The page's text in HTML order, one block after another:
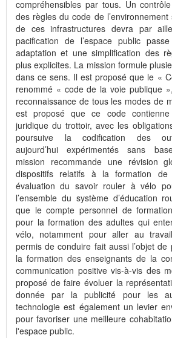
compréhensibles par tous. Un
des règles du code de
de ces infrastructures devra par
pacification de l’espace public
adaptation et une simplification des
plus explicites. La mission formule
dans ce sens. Il est proposé que le «
renommé « code de la voie publique
reconnaissance de tous les modes de
est proposé que ce code
juridique du trottoir, avec les
poursuive la codification des
aujourd’hui expérimentés sans
mission recommande une révision
dispositifs relatifs à la formation
évaluation du savoir rouler à vélo
l’ensemble du système d’éducation
que le compte personnel de
pour la formation des adultes qui
vélo, notamment pour aller au
permis de conduire fait aussi l’objet
la formation des enseignants de la
communication positive vis-à-vis des
proposé de faire évoluer la
donnée par la publicité pour les
technologie est également un levier
pour favoriser une meilleure
l'espace public.